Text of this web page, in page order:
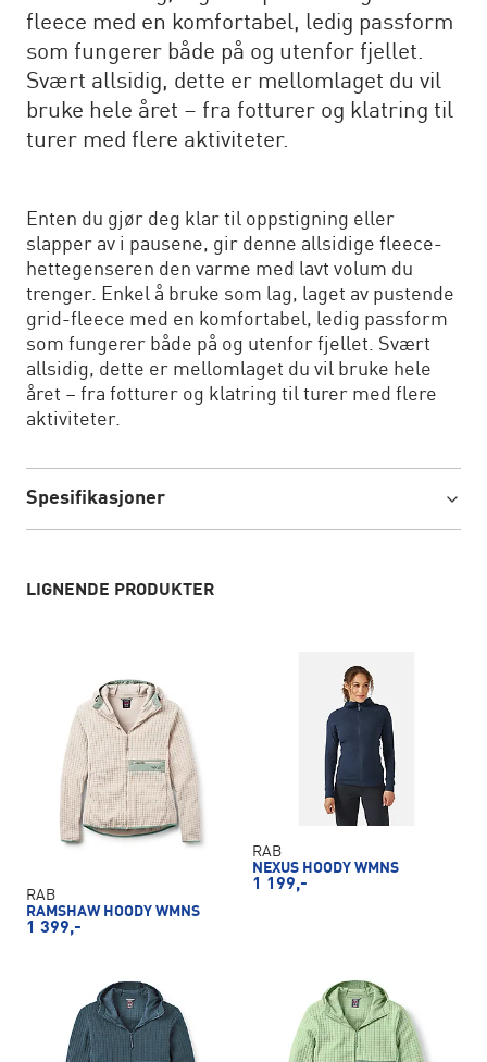
fleece med en komfortabel, ledig passform
som fungerer både på og utenfor fjellet.
Svært allsidig, dette er mellomlaget du vil
bruke hele året – fra fotturer og klatring til
turer med flere aktiviteter.
Enten du gjør deg klar til oppstigning eller
slapper av i pausene, gir denne allsidige fleece-
hettegenseren den varme med lavt volum du
trenger. Enkel å bruke som lag, laget av pustende
grid-fleece med en komfortabel, ledig passform
som fungerer både på og utenfor fjellet. Svært
allsidig, dette er mellomlaget du vil bruke hele
året – fra fotturer og klatring til turer med flere
aktiviteter.
Spesifikasjoner
LIGNENDE PRODUKTER
RAB
RAMSHAW HOODY WMNS
1 399,-
RAB
NEXUS HOODY WMNS
1 199,-